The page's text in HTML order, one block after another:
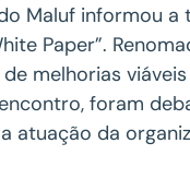
Maluf informou
Paper”.
melhorias
foram
atuação da